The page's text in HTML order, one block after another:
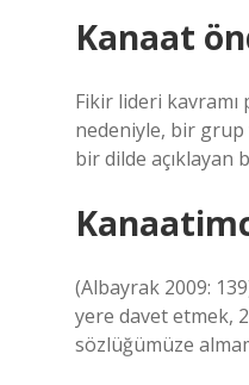
Kanaat
Fikir lideri kavramı
nedeniyle, bir grup
bir dilde açıklayan
(Albayrak 2009:
yere davet etmek,
sözlüğümüze